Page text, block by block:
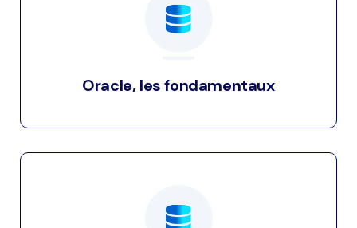
Oracle, les fondamentaux